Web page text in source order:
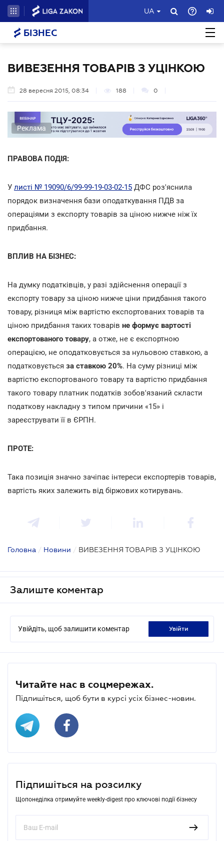
UA
БІЗНЕС
ВИВЕЗЕННЯ ТОВАРІВ З УЦІНКОЮ
28 вересня 2015, 08:34 188 0
Реклама
ПРАВОВА ПОДІЯ:
У листі № 19090/6/99-99-19-03-02-15 ДФС роз'яснила
порядок визначення бази оподаткування ПДВ за
операціями з експорту товарів за ціною нижче ніж їх
придбання.
ВПЛИВ НА БІЗНЕС:
На думку податківців, у разі здійснення операції з
експорту товару за ціною нижче ціни придбання такого
товару, різниця між вартістю експортованих товарів та
ціною придбання таких товарів не формує вартості
експортованого товару, а отже, не є експортною
операцією, не оподатковується за нульовою ставкою, а
податковується за ставкою 20%. На суму різниці між
вартістю експортованого товару та вартістю придбання
такого товару платник податків зобов'язаний скласти
податкову накладну з типом причини «15» і
зареєструвати її в ЄРПН.
ПРОТЕ:
Така позиція значно зачіпає інтереси експортерів товарів,
вартість яких залежить від біржових котирувань.
Головна / Новини / ВИВЕЗЕННЯ ТОВАРІВ З УЦІНКОЮ
Залиште коментар
Увійдіть, щоб залишити коментар увійти
Читайте нас в соцмережах.
Підпишіться, щоб бути в курсі усіх бізнес-новин.
Підпишіться на розсилку
Щопонеділка отримуйте weekly-digest про ключові події бізнесу